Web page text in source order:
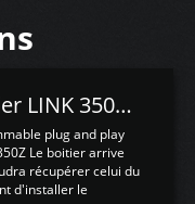
Test du boitier LINK 350Z Plugin ECU
plug and play
Le boitier arrive
récupérer celui du
d'installer le